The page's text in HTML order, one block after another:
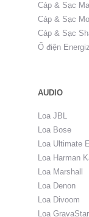
Cáp & Sạc
Cáp & Sạc
Cáp & Sạc
Ổ điện
AUDIO
Loa JBL
Loa Bose
Loa Ultimate
Loa Harman
Loa Marshall
Loa Denon
Loa Divoom
Loa GravaStar